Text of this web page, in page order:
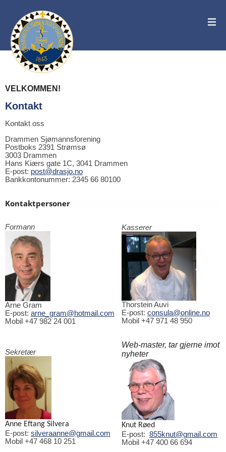
VELKOMMEN!
Kontakt
Kontakt oss
Drammen Sjømannsforening
Postboks 2391 Strømsø
3003 Drammen
Hans Kiærs gate 1C, 3041 Drammen
E-post: post@drasjo.no
Bankkontonummer: 2345 66 80100
Kontaktpersoner
Formann
Arne Gram
E-post: arne_gram@hotmail.com
Mobil +47 982 24 001
Kasserer
Thorstein Auvi
E-post: consula@online.no
Mobil +47 971 48 950
Sekretær
Anne Eftang Silvera
E-post: silveraanne@gmail.com
Mobil +47 468 10 251
Web-master, tar gjerne imot
nyheter
Knut Røed
E-post: 855knut@gmail.com
Mobil +47 400 66 694